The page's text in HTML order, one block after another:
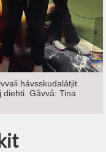
hávsskudalátjit.
Gåvvå: Tina